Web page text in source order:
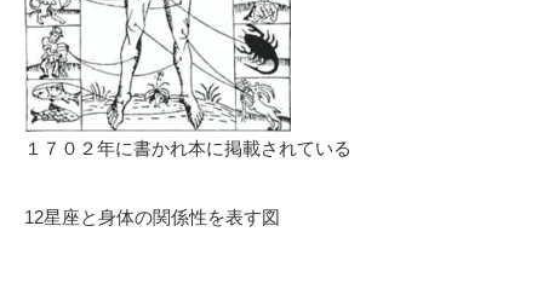
１７０２年に書かれ本に掲載されている
12星座と身体の関係性を表す図